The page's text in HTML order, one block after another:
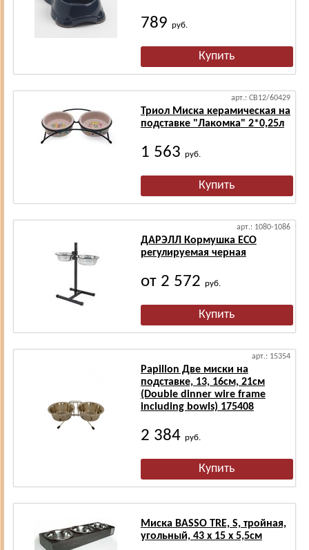
789 руб.
арт.: CB12/60429
Триол Миска керамическая на
подставке "Лакомка" 2*0,25л
1 563 руб.
арт.: 1080-1086
ДАРЭЛЛ Кормушка ЕСО
регулируемая черная
от 2 572 руб.
арт.: 15354
Papillon Две миски на
подставке, 13, 16см, 21см
(Double dinner wire frame
including bowls) 175408
2 384 руб.
Миска BASSO TRE, S, тройная,
угольный, 43 x 15 x 5,5см